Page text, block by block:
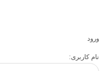
ورود
نام کاربری: